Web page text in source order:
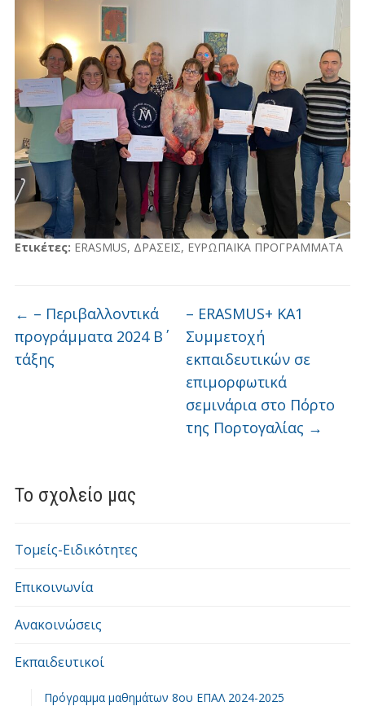
Το σχολείο μας
Τομείς-Ειδικότητες
Επικοινωνία
Ανακοινώσεις
Εκπαιδευτικοί
Πρόγραμμα μαθημάτων 8ου ΕΠΑΛ 2024-2025
Ετικέτες: ERASMUS, ΔΡΑΣΕΙΣ, ΕΥΡΩΠΑΪΚΑ ΠΡΟΓΡΑΜΜΑΤΑ
← – Περιβαλλοντικά
προγράμματα 2024 Β΄
τάξης
– ERASMUS+ KA1
Συμμετοχή
εκπαιδευτικών σε
επιμορφωτικά
σεμινάρια στo Πόρτο
της Πορτογαλίας →